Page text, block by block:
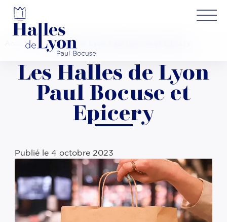
Accueil » Les Halles de Lyon Paul Bocuse et Epicery
Les Halles de Lyon
Paul Bocuse et
Epicery
Publié le 4 octobre 2023